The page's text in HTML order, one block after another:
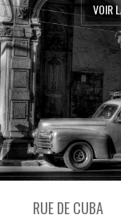
RUE DE CUBA
VOIR